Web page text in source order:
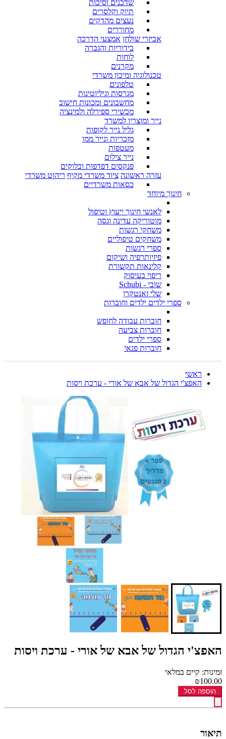
שדכנים וסיכות
תיוק וקלסרים
נעצים מהדקים
מחוררים
אביזרי שולחן אמצעי הדרכה
בידוריות והגברה
לוחות
מקרנים
טכנולוגיה ומיכון משרדי
טלפונים
מגרסות וגיליוטינות
מחשבונים ומכונות חישוב
מכשירי ספירלה ולמינציה
נייר ומוצריו למשרד
גליל נייר לקופות
מזכריות ונייר ממו
מעטפות
נייר צילום
פנקסים דפדפות ובלוקים
עזרה ראשונה ציוד משרדי מקיף ריהוט משרדי
כסאות משרדיים
חינוך מיוחד
לאנשי חינוך ייעוץ וטיפול
מוטוריקה עדינה וגסה
משחקי רגשות
משחקים טיפוליים
ספרי רגשות
פיזיותרפיה ושיקום
קלינאות תקשורת
ריפוי בעיסוק
שובי - Schubi
שלי זאנטקרן
ספרי ילדים ילדים וחוברות
חוברות עבודה לחופש
חוברות צביעה
ספרי ילדים
חוברות פנאי
ראשי
האפצ'י הגדול של אבא של אורי - ערכת ויסות
האפצ'י הגדול של אבא של אורי - ערכת ויסות
זמינות: קיים במלאי
₪100.00
הוספה לסל
תיאור